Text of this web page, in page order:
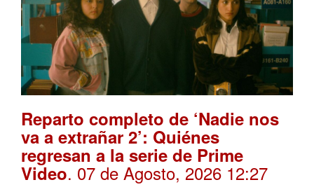
Reparto completo de ‘Nadie nos
va a extrañar 2’: Quiénes
regresan a la serie de Prime
Video. 07 de Agosto, 2026 12:27